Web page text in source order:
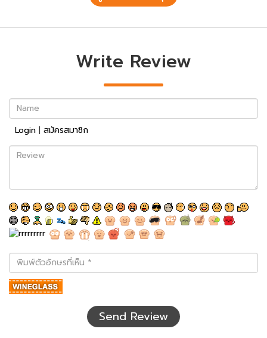
Write Review
Name
Login | สมัครสมาชิก
Review
พิมพ์
ตัว
อักษร
ที่
Send Review